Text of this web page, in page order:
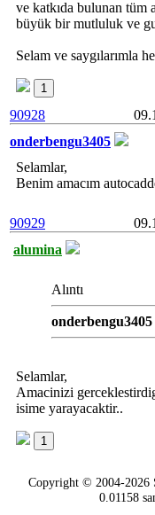
ve katkıda bulunan tüm
büyük bir mutluluk ve
Selam ve saygılarımla
1
90928
onderbengu3405
Selamlar,
Benim amacım
90929
alumina
Alıntı
onderbengu3405
Selamlar,
Amacinizi
isime yarayacaktir..
1
Copyright © 2004-2026
0.01158